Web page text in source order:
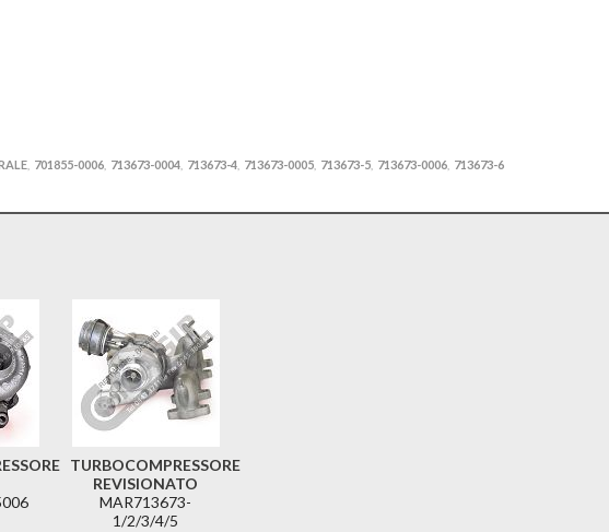
701855-0006 713673-0004 713673-4 713673-0005 713673-5 713673-0006 713673-6
TURBOCOMPRESSORE
REVISIONATO
MAR713673-
1/2/3/4/5